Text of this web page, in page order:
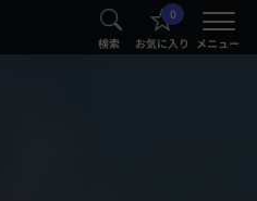
検索
0
お気に入り メニュー
®